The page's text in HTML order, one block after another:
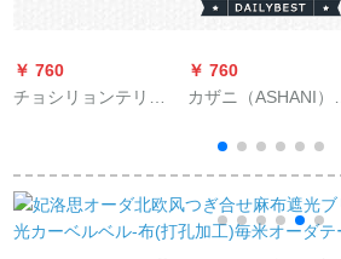
￥ 760
チョシリョンテリン
の远隔隔远隔隔制御
モアドレールは绿ミ
ドゥア电机の心を込
￥ 760
カザニ（ASHANI）
光カーリング新中国
式ビエング寝室茶室
ヨガムオーオーオー
オーストリア花舞う